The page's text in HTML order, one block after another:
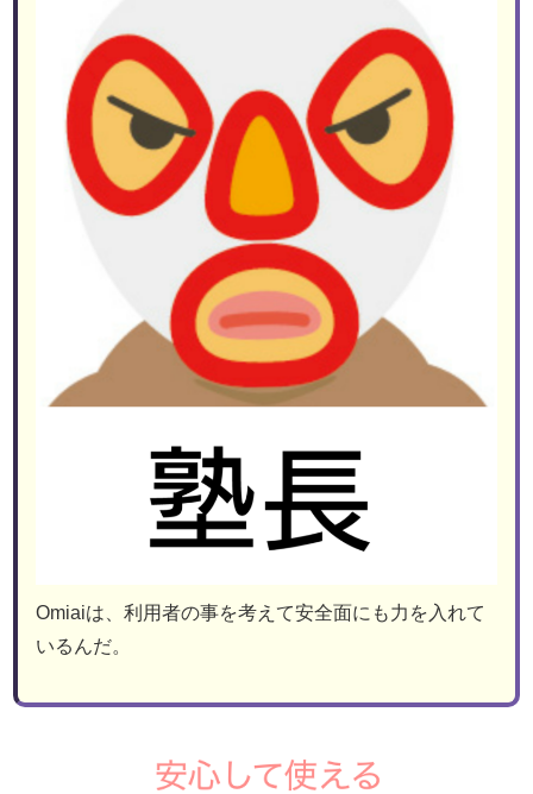
Omiaiは、利用者の事を考えて安全面にも力を入れて
いるんだ。